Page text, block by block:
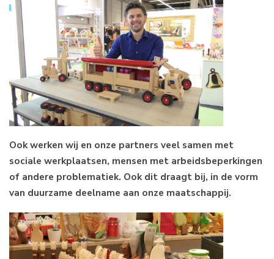
Ook werken wij en onze partners veel samen met
sociale werkplaatsen, mensen met arbeidsbeperkingen
of andere problematiek. Ook dit draagt bij, in de vorm
van duurzame deelname aan onze maatschappij.